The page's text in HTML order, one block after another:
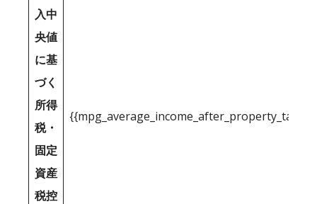
入中
央値
に基
づく
所得
税・
固定
資産
税控